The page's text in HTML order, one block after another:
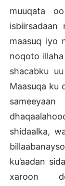
muuqata
isbiirsadaan
maasuq iyo
noqoto
shacabku
Maasuqa ku
shidaalka,
ku’aadan
xaroon